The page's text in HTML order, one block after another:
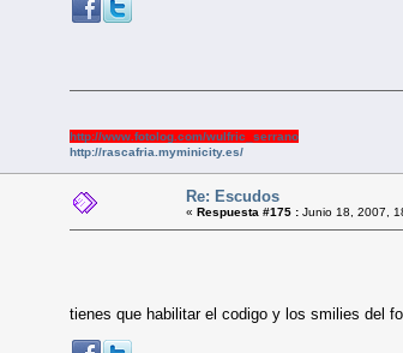
http://www.fotolog.com/wulfric_serrano
http://rascafria.myminicity.es/
Re: Escudos
« Respuesta #175 : Junio 18, 2007,
tienes que habilitar el codigo y los smilies del